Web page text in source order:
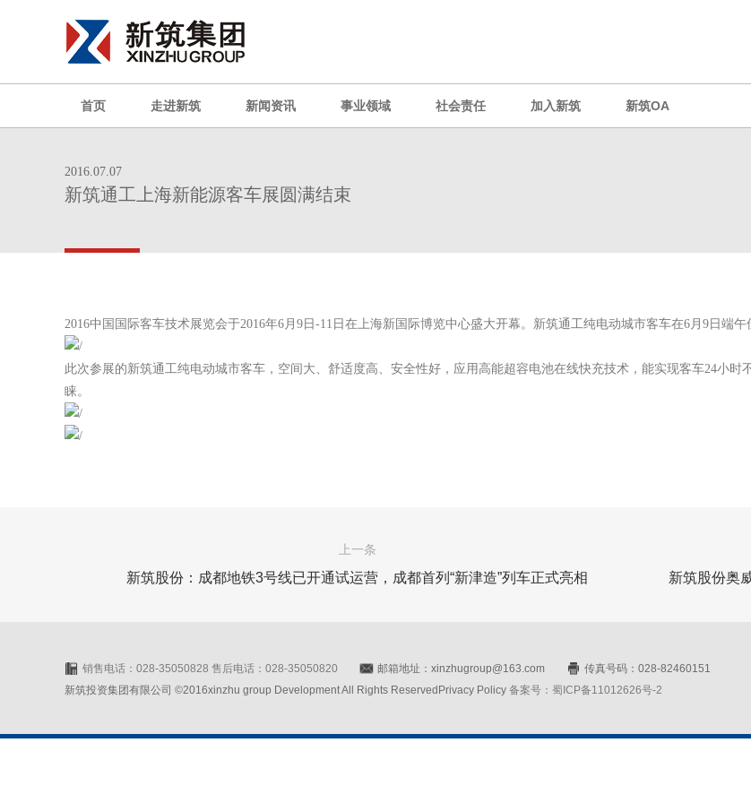
首页 走进新筑 新闻资讯 事业领域 社会责任 加入新筑 新筑OA
2016.07.07
新筑通工上海新能源客车展圆满结束
2016中国国际客车技术展览会于2016年6月9日-11日在上海新国际博览中心盛大开幕。新筑通工纯电动城市客车在6月9日端
此次参展的新筑通工纯电动城市客车，空间大、舒适度高、安全性好，应用高能超容电池在线快充技术，能实现客车24小
睐。
上一条
新筑股份：成都地铁3号线已开通试运营，成都首列“新津造”列车正式亮相 新筑股份奥
销售电话：028-35050828 售后电话：028-35050820 邮箱地址：xinzhugroup@163.com
传真号码：028-82460151
新筑投资集团有限公司 ©2016xinzhu group Development All Rights ReservedPrivacy Policy 备案号：蜀ICP备11012626号-2